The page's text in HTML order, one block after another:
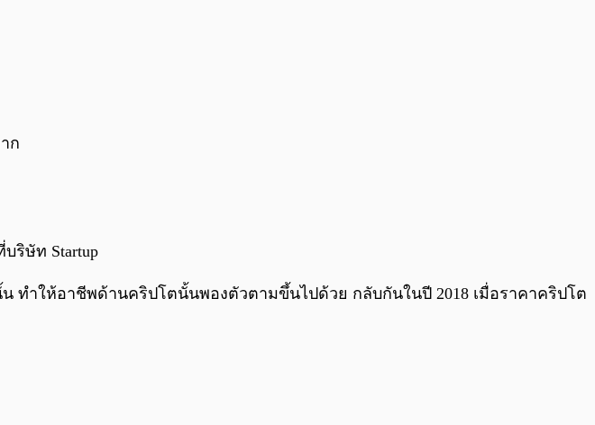
ก
ริษัท Startup
ทำให้อาชีพด้านคริปโตนั้นพองตัวตามขึ้นไปด้วย กลับกันในปี 2018 เมื่อราคาคริปโต